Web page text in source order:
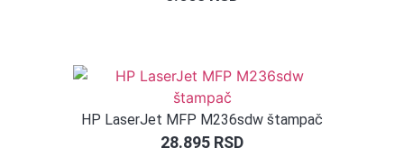
HP LaserJet MFP M236sdw štampač
28.895 RSD